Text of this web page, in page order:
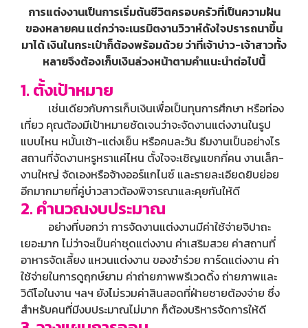
การแต่งงานเป็นการเริ่มต้นชีวิตครอบครัวที่เป็นความฝัน
ของหลายคน แต่กว่าจะเนรมิตงานวิวาห์ดังใจปรารถนาขึ้น
มาได้ เงินในกระเป๋าก็ต้องพร้อมด้วย ว่าที่เจ้าบ่าว-เจ้าสาวทั้ง
หลายจึงต้องเก็บเงินล่วงหน้าตามคำแนะนำต่อไปนี้
1. ตั้งเป้าหมาย
เช่นเดียวกับการเก็บเงินเพื่อเป็นทุนการศึกษา หรือท่อง
เที่ยว คุณต้องมีเป้าหมายชัดเจนว่าจะจัดงานแต่งงานในรูป
แบบไหน หมั้นเช้า-แต่งเย็น หรือคนละวัน ธีมงานเป็นอย่างไร
สถานที่จัดงานหรูหราแค่ไหน ตั้งใจจะเชิญแขกกี่คน งานเล็ก-
งานใหญ่ จัดเองหรือจ้างออร์แกไนซ์ และรายละเอียดยิบย่อย
อีกมากมายที่คู่บ่าวสาวต้องพิจารณาและคุยกันให้ดี
2. คำนวณงบประมาณ
อย่างที่บอกว่า การจัดงานแต่งงานมีค่าใช้จ่ายจิปาถะ
เยอะมาก ไม่ว่าจะเป็นค่าชุดแต่งงาน ค่าเสริมสวย ค่าสถานที่
อาหารจัดเลี้ยง แหวนแต่งงาน ของชำร่วย การ์ดแต่งงาน ค่า
ใช้จ่ายในการดูฤกษ์ยาม ค่าถ่ายภาพพรีเวดดิ้ง ถ่ายภาพและ
วิดีโอในงาน ฯลฯ ยังไม่รวมค่าสินสอดที่ฝ่ายชายต้องจ่าย ซึ่ง
สำหรับคนที่มีงบประมาณไม่มาก ก็ต้องบริหารจัดการให้ดี